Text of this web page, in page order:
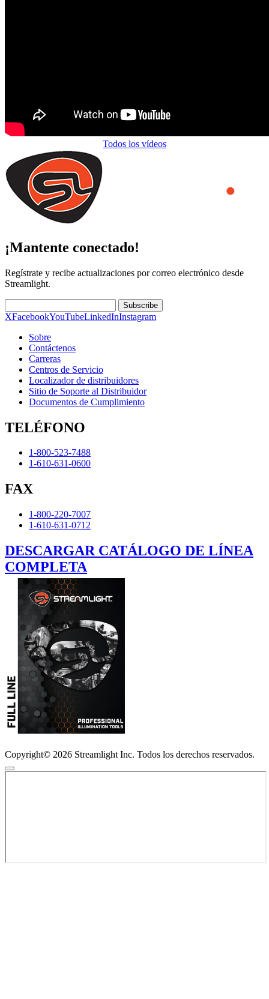
Todos los vídeos
¡Mantente conectado!
Regístrate y recibe actualizaciones por correo electrónico desde
Streamlight.
Subscribe
XFacebookYouTubeLinkedInInstagram
Sobre
Contáctenos
Carreras
Centros de Servicio
Localizador de distribuidores
Sitio de Soporte al Distribuidor
Documentos de Cumplimiento
TELÉFONO
1-800-523-7488
1-610-631-0600
FAX
1-800-220-7007
1-610-631-0712
DESCARGAR CATÁLOGO DE LÍNEA
COMPLETA
Copyright© 2026 Streamlight Inc. Todos los derechos reservados.